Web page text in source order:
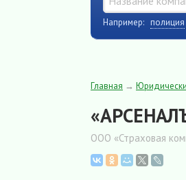
Например: полиция
Главная →
ООО «Страховая